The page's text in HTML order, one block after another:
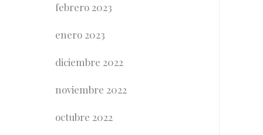
febrero 2023
enero 2023
diciembre 2022
noviembre 2022
octubre 2022